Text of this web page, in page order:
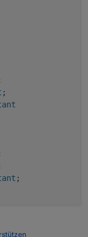
Latest backup
;
;